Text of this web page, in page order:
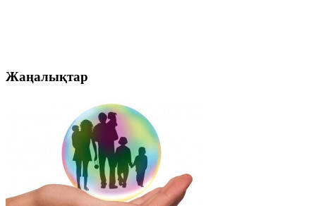
Жаңалықтар